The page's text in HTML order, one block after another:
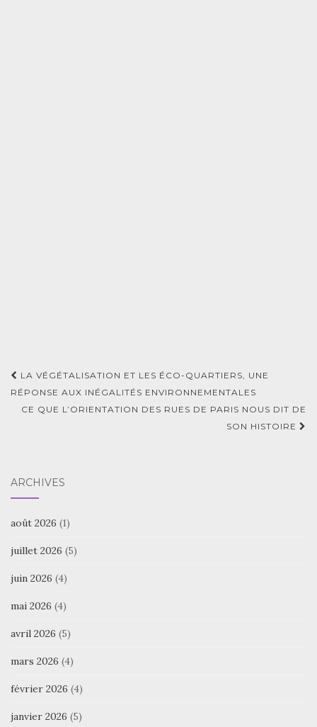
Navigation
d'article
LA VÉGÉTALISATION ET LES ÉCO-QUARTIERS, UNE
RÉPONSE AUX INÉGALITÉS ENVIRONNEMENTALES
CE QUE L’ORIENTATION DES RUES DE PARIS NOUS DIT DE
SON HISTOIRE
ARCHIVES
août 2026 (1)
juillet 2026 (5)
juin 2026 (4)
mai 2026 (4)
avril 2026 (5)
mars 2026 (4)
février 2026 (4)
janvier 2026 (5)